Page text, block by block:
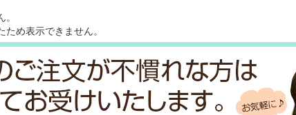
め表示できません。